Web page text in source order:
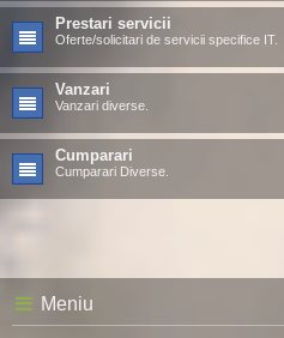
Prestari servicii
Oferte/solicitari de servicii specifice IT.
Vanzari
Vanzari diverse.
Cumparari
Cumparari Diverse.
Meniu